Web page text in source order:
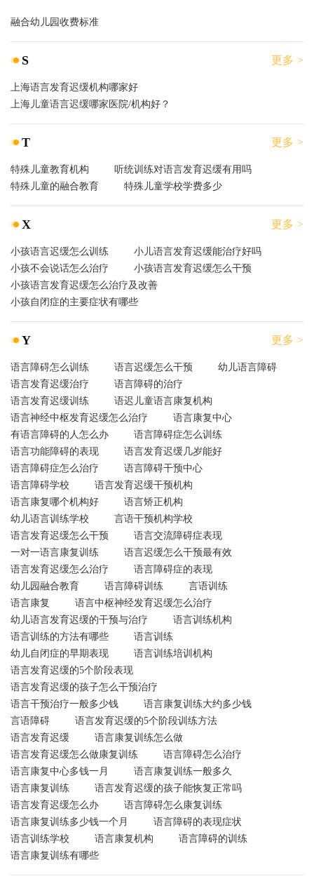
融合幼儿园收费标准
S 更多 >
上海语言发育迟缓机构哪家好
上海儿童语言迟缓哪家医院/机构好？
T 更多 >
特殊儿童教育机构
听统训练对语言发育迟缓有用吗
特殊儿童的融合教育
特殊儿童学校学费多少
X 更多 >
小孩语言迟缓怎么训练
小儿语言发育迟缓能治疗好吗
小孩不会说话怎么治疗
小孩语言发育迟缓怎么干预
小孩语言发育迟缓怎么治疗及改善
小孩自闭症的主要症状有哪些
Y 更多 >
语言障碍怎么训练 语言迟缓怎么干预
幼儿语言障碍
语言发育迟缓治疗
语言障碍的治疗
语言发育迟缓训练
语迟儿童语言康复机构
语言神经中枢发育迟缓怎么治疗
语言康复中心
有语言障碍的人怎么办
语言障碍症怎么训练
语言功能障碍的表现
语言发育迟缓几岁能好
语言障碍症怎么治疗
语言障碍干预中心
语言障碍学校
语言发育迟缓干预机构
语言康复哪个机构好
语言矫正机构
幼儿语言训练学校
言语干预机构学校
语言发育迟缓怎么干预
语言交流障碍症表现
一对一语言康复训练
语言迟缓怎么干预最有效
语言发育迟缓怎么治疗
语言障碍症的表现
幼儿园融合教育
语言障碍训练
言语训练
语言康复
语言中枢神经发育迟缓怎么治疗
幼儿语言发育迟缓的干预与治疗
语言训练机构
语言训练的方法有哪些
语言训练
幼儿自闭症的早期表现
语言训练培训机构
语言发育迟缓的5个阶段表现
语言发育迟缓的孩子怎么干预治疗
语言干预治疗一般多少钱
语言康复训练大约多少钱
言语障碍
语言发育迟缓的5个阶段训练方法
语言发育迟缓
语言康复训练怎么做
语言发育迟缓怎么做康复训练
语言障碍怎么治疗
语言康复中心多钱一月
语言康复训练一般多久
语言康复训练
语言发育迟缓的孩子能恢复正常吗
语言发育迟缓怎么办
语言障碍怎么康复训练
语言康复训练多少钱一个月
语言障碍的表现症状
语言训练学校
语言康复机构
语言障碍的训练
语言康复训练有哪些